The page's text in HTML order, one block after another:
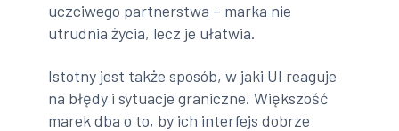
uczciwego partnerstwa – marka nie
utrudnia życia, lecz je ułatwia.
Istotny jest także sposób, w jaki UI reaguje
na błędy i sytuacje graniczne. Większość
marek dba o to, by ich interfejs dobrze